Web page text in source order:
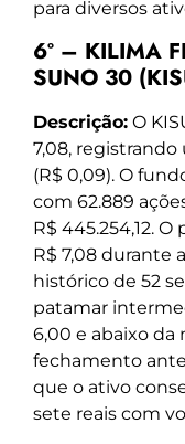
para diversos
6º – KILIMA
SUNO 30
Descrição: O
7,08, registrando
(R$ 0,09). O
com 62.889
R$ 445.254,12.
R$ 7,08 durante
histórico de 52
patamar
6,00 e abaixo da
fechamento
que o ativo
sete reais com